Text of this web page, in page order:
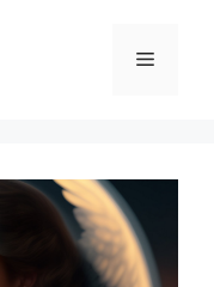
Meniu